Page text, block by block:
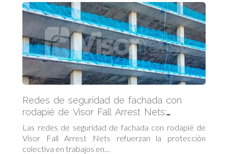
Redes de seguridad de fachada con
rodapié de Visor Fall Arrest Nets:
Protección completa en altura
Las redes de seguridad de fachada con rodapié de
Visor Fall Arrest Nets refuerzan la protección
colectiva en trabajos en…